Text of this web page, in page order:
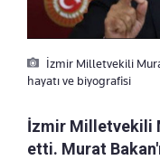
İzmir Milletvekili
hayatı ve biyografisi
İzmir Milletvekili
etti. Murat